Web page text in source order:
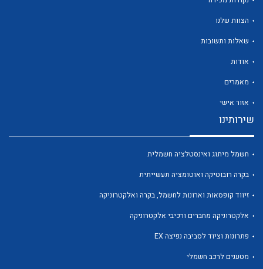
הצוות שלנו
שאלות ותשובות
אודות
מאמרים
אזור אישי
שירותינו
חשמל מיתוג ואינסטלציה חשמלית
בקרה רובוטיקה ואוטומציה תעשייתית
זיווד קופסאות וארונות לחשמל, בקרה ואלקטרוניקה
אלקטרוניקה מחברים ורכיבי אלקטרוניקה
פתרונות וציוד לסביבה נפיצה EX
מטענים לרכב חשמלי